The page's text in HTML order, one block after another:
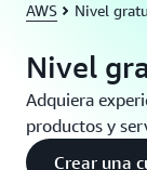
AWS Nivel
Nivel
Adquiera
productos y
Crear una